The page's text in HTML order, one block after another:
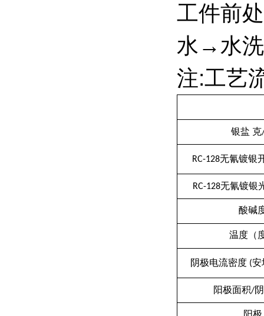
工件前
水→水
注:工艺
银盐 克
RC-128无氰镀银
RC-128无氰镀银
酸碱
温度（
阴极电流密度 (安
阳极面积/